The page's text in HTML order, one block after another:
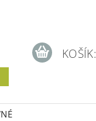
KOŠÍK: